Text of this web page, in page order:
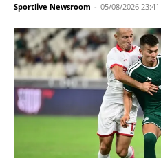
Sportlive Newsroom - 05/08/2026 23:41